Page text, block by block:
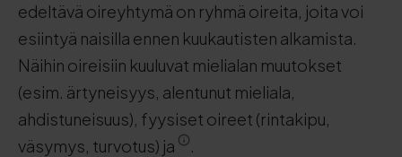
edeltävä oireyhtymä on ryhmä oireita, joita voi
esiintyä naisilla ennen kuukautisten alkamista.
Näihin oireisiin kuuluvat mielialan muutokset
(esim. ärtyneisyys, alentunut mieliala,
ahdistuneisuus), fyysiset oireet (rintakipu,
väsymys, turvotus) ja
.